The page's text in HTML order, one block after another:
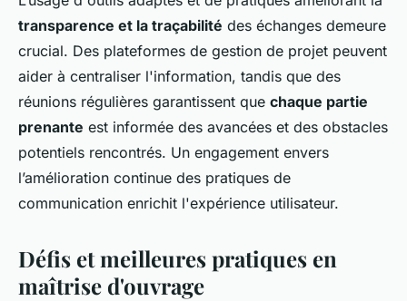
transparence et la traçabilité des échanges demeure
crucial. Des plateformes de gestion de projet peuvent
aider à centraliser l'information, tandis que des
réunions régulières garantissent que chaque partie
prenante est informée des avancées et des obstacles
potentiels rencontrés. Un engagement envers
l’amélioration continue des pratiques de
communication enrichit l'expérience utilisateur.
Défis et meilleures pratiques en
maîtrise d'ouvrage